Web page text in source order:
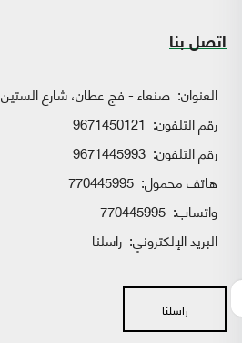
اتصل بنا
العنوان: صنعاء - فج عطان، شارع الستين
رقم التلفون: 9671450121
رقم التلفون: 9671445993
هاتف محمول: 770445995
واتساب:
البريد الإلكتروني: راسلنا
راسلنا